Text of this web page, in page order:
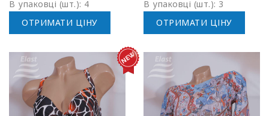
В упаковці (шт.): 4
ОТРИМАТИ ЦІНУ
В упаковці (шт.): 3
ОТРИМАТИ ЦІНУ